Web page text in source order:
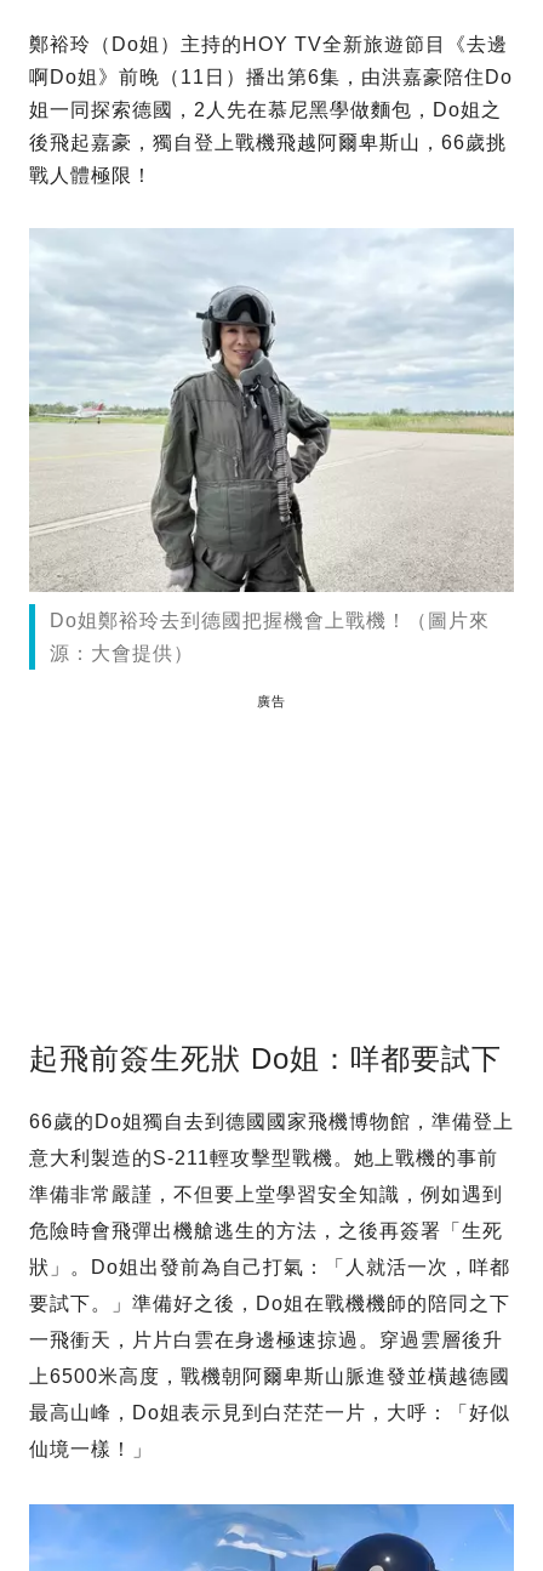
鄭裕玲（Do姐）主持的HOY TV全新旅遊節目《去邊
啊Do姐》前晚（11日）播出第6集，由洪嘉豪陪住Do
姐一同探索德國，2人先在慕尼黑學做麵包，Do姐之
後飛起嘉豪，獨自登上戰機飛越阿爾卑斯山，66歲挑
戰人體極限！
Do姐鄭裕玲去到德國把握機會上戰機！（圖片來
源：大會提供）
廣告
起飛前簽生死狀 Do姐：咩都要試下
66歲的Do姐獨自去到德國國家飛機博物館，準備登上
意大利製造的S-211輕攻擊型戰機。她上戰機的事前
準備非常嚴謹，不但要上堂學習安全知識，例如遇到
危險時會飛彈出機艙逃生的方法，之後再簽署「生死
狀」。Do姐出發前為自己打氣：「人就活一次，咩都
要試下。」準備好之後，Do姐在戰機機師的陪同之下
一飛衝天，片片白雲在身邊極速掠過。穿過雲層後升
上6500米高度，戰機朝阿爾卑斯山脈進發並橫越德國
最高山峰，Do姐表示見到白茫茫一片，大呼：「好似
仙境一樣！」